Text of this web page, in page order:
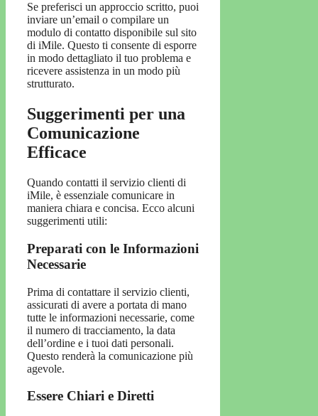
Se preferisci un approccio scritto, puoi
inviare un’email o compilare un
modulo di contatto disponibile sul sito
di iMile. Questo ti consente di esporre
in modo dettagliato il tuo problema e
ricevere assistenza in un modo più
strutturato.
Suggerimenti per una
Comunicazione
Efficace
Quando contatti il servizio clienti di
iMile, è essenziale comunicare in
maniera chiara e concisa. Ecco alcuni
suggerimenti utili:
Preparati con le Informazioni
Necessarie
Prima di contattare il servizio clienti,
assicurati di avere a portata di mano
tutte le informazioni necessarie, come
il numero di tracciamento, la data
dell’ordine e i tuoi dati personali.
Questo renderà la comunicazione più
agevole.
Essere Chiari e Diretti